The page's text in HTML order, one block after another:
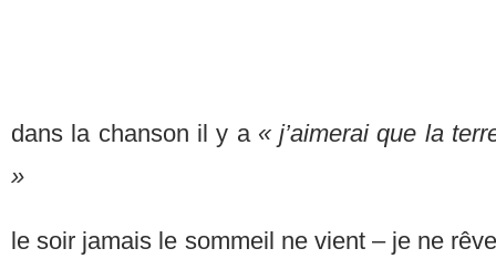
dans la chanson il y a « j’aimerai que la
»
le soir jamais le sommeil ne vient – je ne